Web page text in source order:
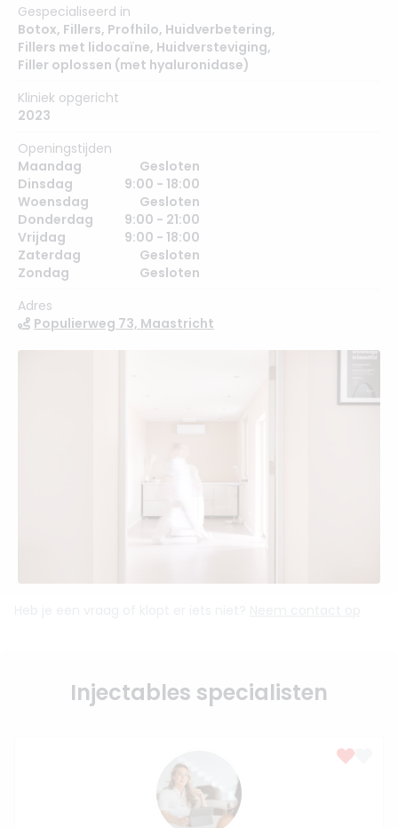
Gespecialiseerd in
Botox, Fillers, Profhilo, Huidverbetering,
Fillers met lidocaïne, Huidversteviging,
Filler oplossen (met hyaluronidase)
Kliniek opgericht
2023
Openingstijden
Maandag
Gesloten
Dinsdag
9:00 - 18:00
Woensdag
Gesloten
Donderdag
9:00 - 21:00
Vrijdag
9:00 - 18:00
Zaterdag
Gesloten
Zondag
Gesloten
Adres
Populierweg 73, Maastricht
Injectables specialisten